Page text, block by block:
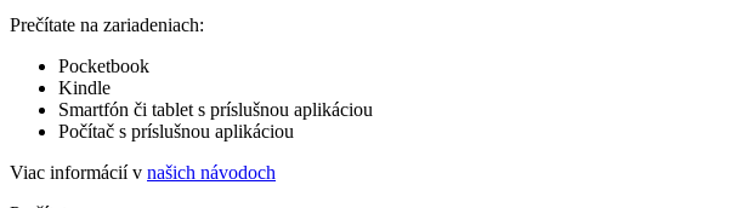
Prečítate na zariadeniach:
Pocketbook
Kindle
Smartfón či tablet s príslušnou aplikáciou
Počítač s príslušnou aplikáciou
Viac informácií v našich návodoch